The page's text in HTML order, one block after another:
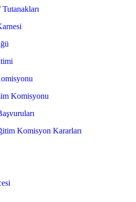
Komisyonu
Komisyon Kararları